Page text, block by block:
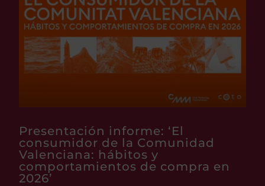
Presentación informe: ‘El
consumidor de la Comunidad
Valenciana: hábitos y
comportamientos de compra en
2026’